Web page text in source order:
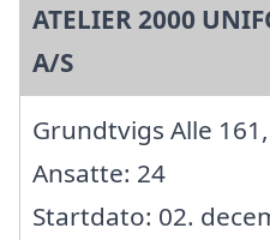
ATELIER 2000
A/S
Grundtvigs Alle
Ansatte: 24
Startdato: 02.